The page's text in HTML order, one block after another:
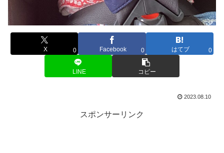
X 0 Facebook 0 はてブ 0
LINE コピー
2023.08.10
スポンサーリンク